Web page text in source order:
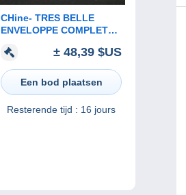
CHine- TRES BELLE
ENVELOPPE COMPLETE-
± 48,39 $US
Een bod plaatsen
Resterende tijd : 16 jours